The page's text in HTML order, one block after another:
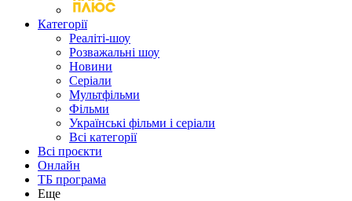
Категорії
Реаліті-шоу
Розважальні шоу
Новини
Серіали
Мультфільми
Фільми
Українські фільми і серіали
Всі категорії
Всі проєкти
Онлайн
ТБ програма
Еще